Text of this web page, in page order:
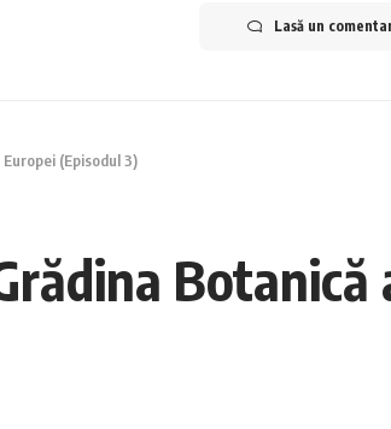
Lasă un
(Episodul 3)
Botanică